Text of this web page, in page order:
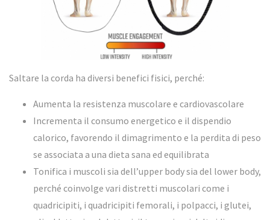
Saltare la corda ha diversi benefici fisici, perché:
Aumenta la resistenza muscolare e cardiovascolare
Incrementa il consumo energetico e il dispendio
calorico, favorendo il dimagrimento e la perdita di peso
se associata a una dieta sana ed equilibrata
Tonifica i muscoli sia dell’upper body sia del lower body,
perché coinvolge vari distretti muscolari come i
quadricipiti, i quadricipiti femorali, i polpacci, i glutei,